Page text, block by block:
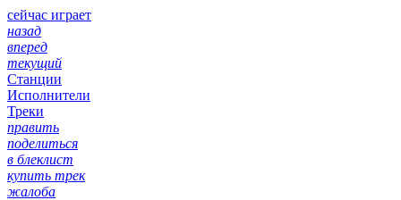
сейчас играет
назад
вперед
текущий
Станции
Исполнители
Треки
править
поделиться
в блеклист
купить трек
жалоба